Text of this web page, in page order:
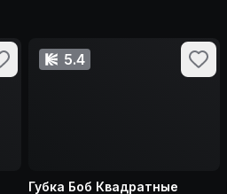
5.4
Губка Боб Квадратные